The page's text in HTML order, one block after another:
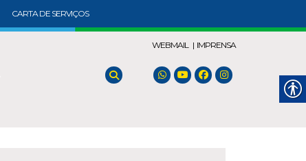
CARTA DE SERVIÇOS
WEBMAIL | IMPRENSA